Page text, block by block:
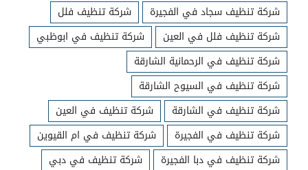
شركة تنظيف سجاد في الفجيرة
شركة تنظيف فلل
شركة تنظيف فلل في العين
شركة تنظيف في ابوظبي
شركة تنظيف في الرحمانية الشارقة
شركة تنظيف في السيوح الشارقة
شركة تنظيف في الشارقة
شركة تنظيف في العين
شركة تنظيف في الفجيرة
شركة تنظيف في ام القيوين
شركة تنظيف في دبا الفجيرة
شركة تنظيف في دبي